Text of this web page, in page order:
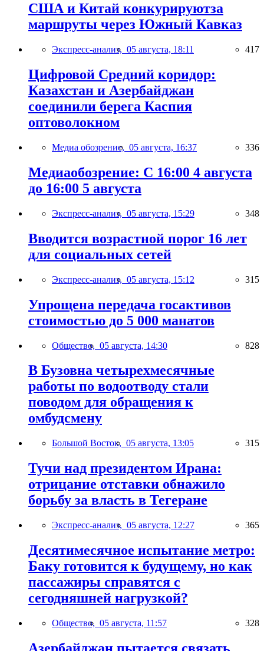
США и Китай конкурируютза
маршруты через Южный Кавказ
Экспресс-анализ, 05 августа, 18:11 417
Цифровой Средний коридор:
Казахстан и Азербайджан
соединили берега Каспия
оптоволокном
Медиа обозрение, 05 августа, 16:37 336
Медиаобозрение: С 16:00 4 августа
до 16:00 5 августа
Экспресс-анализ, 05 августа, 15:29 348
Вводится возрастной порог 16 лет
для социальных сетей
Экспресс-анализ, 05 августа, 15:12 315
Упрощена передача госактивов
стоимостью до 5 000 манатов
Общество, 05 августа, 14:30 828
В Бузовна четырехмесячные
работы по водоотводу стали
поводом для обращения к
омбудсмену
Большой Восток, 05 августа, 13:05 315
Тучи над президентом Ирана:
отрицание отставки обнажило
борьбу за власть в Тегеране
Экспресс-анализ, 05 августа, 12:27 365
Десятимесячное испытание метро:
Баку готовится к будущему, но как
пассажиры справятся с
сегодняшней нагрузкой?
Общество, 05 августа, 11:57 328